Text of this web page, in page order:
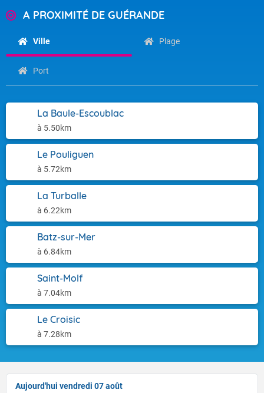
A PROXIMITÉ DE GUÉRANDE
Ville Plage
Port
La Baule-Escoublac
à 5.50km
Le Pouliguen
à 5.72km
La Turballe
à 6.22km
Batz-sur-Mer
à 6.84km
Saint-Molf
à 7.04km
Le Croisic
à 7.28km
Aujourd'hui vendredi 07 août